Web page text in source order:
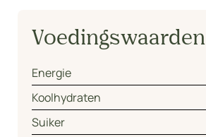
Voedingswaarden
Energie
Koolhydraten
Suiker